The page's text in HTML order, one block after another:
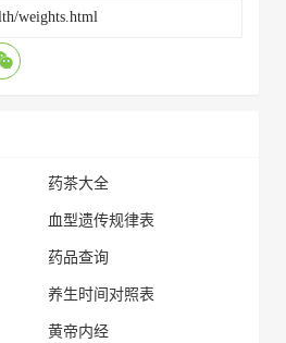
药茶大全
血型遗传规律表
药品查询
养生时间对照表
黄帝内经